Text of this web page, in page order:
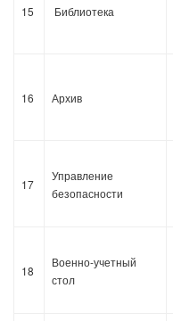
15 Библиотека
16 Архив
17
Управление
безопасности
18
Военно-учетный
стол